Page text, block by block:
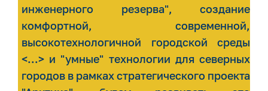
инженерного резерва", создание
комфортной, современной,
высокотехнологичной городской среды
<...> и "умные" технологии для северных
городов в рамках стратегического проекта